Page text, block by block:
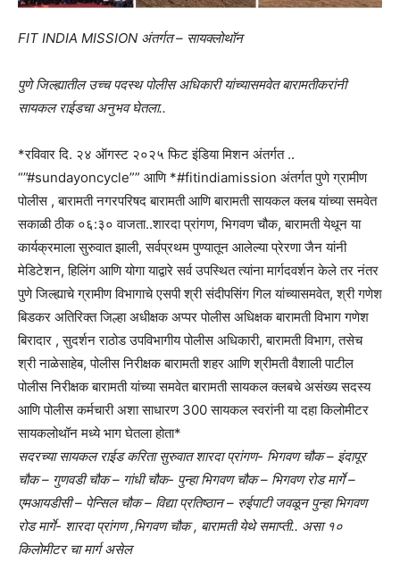
FIT INDIA MISSION अंतर्गत – सायक्लोथॉन
पुणे जिल्ह्यातील उच्च पदस्थ पोलीस अधिकारी यांच्यासमवेत बारामतीकरांनी
सायकल राईडचा अनुभव घेतला..
*रविवार दि. २४ ऑगस्ट २०२५ फिट इंडिया मिशन अंतर्गत ..
“”#sundayoncycle”” आणि *#fitindiamission अंतर्गत पुणे ग्रामीण
पोलीस , बारामती नगरपरिषद बारामती आणि बारामती सायकल क्लब यांच्या समवेत
सकाळी ठीक ०६:३० वाजता..शारदा प्रांगण, भिगवण चौक, बारामती येथून या
कार्यक्रमाला सुरुवात झाली, सर्वप्रथम पुण्यातून आलेल्या प्रेरणा जैन यांनी
मेडिटेशन, हिलिंग आणि योगा याद्वारे सर्व उपस्थित त्यांना मार्गदवर्शन केले तर नंतर
पुणे जिल्ह्याचे ग्रामीण विभागाचे एसपी श्री संदीपसिंग गिल यांच्यासमवेत, श्री गणेश
बिडकर अतिरिक्त जिल्हा अधीक्षक अप्पर पोलीस अधिक्षक बारामती विभाग गणेश
बिरादार , सुदर्शन राठोड उपविभागीय पोलीस अधिकारी, बारामती विभाग, तसेच
श्री नाळेसाहेब, पोलीस निरीक्षक बारामती शहर आणि श्रीमती वैशाली पाटील
पोलीस निरीक्षक बारामती यांच्या समवेत बारामती सायकल क्लबचे असंख्य सदस्य
आणि पोलीस कर्मचारी अशा साधारण 300 सायकल स्वरांनी या दहा किलोमीटर
सायकलोथॉन मध्ये भाग घेतला होता*
सदरच्या सायकल राईड करिता सुरुवात शारदा प्रांगण- भिगवण चौक – इंदापूर
चौक – गुणवडी चौक – गांधी चौक- पुन्हा भिगवण चौक – भिगवण रोड मार्गे –
एमआयडीसी – पेन्सिल चौक – विद्या प्रतिष्ठान – रुईपाटी जवळून पुन्हा भिगवण
रोड मार्गे- शारदा प्रांगण ,भिगवण चौक , बारामती येथे समाप्ती.. असा १०
किलोमीटर चा मार्ग असेल